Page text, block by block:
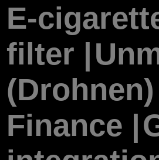
E-
filter |
Finance |